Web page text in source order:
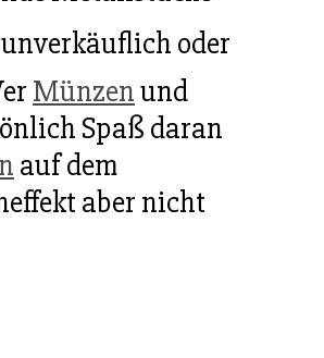
oder
Münzenund
Spaß daran
auf dem
aber nicht